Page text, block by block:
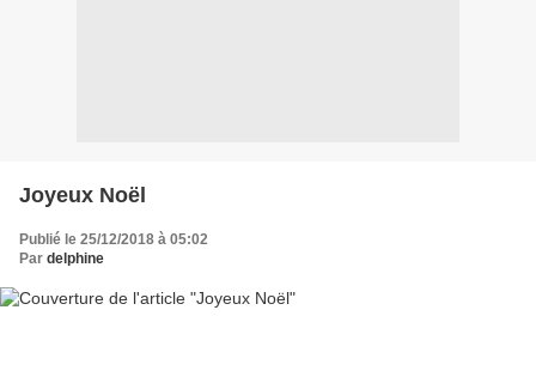
Joyeux Noël
Publié le 25/12/2018 à 05:02
Par delphine